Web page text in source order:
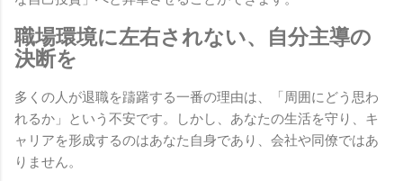
職場環境に左右されない、自分主導の
決断を
多くの人が退職を躊躇する一番の理由は、「周囲にどう思わ
れるか」という不安です。しかし、あなたの生活を守り、キ
ャリアを形成するのはあなた自身であり、会社や同僚ではあ
りません。